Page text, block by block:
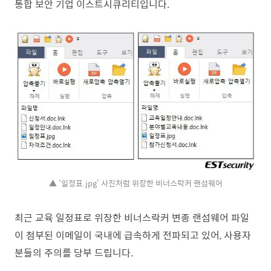
통합 보안 기업 이스트시큐리티입니다.
▲ ‘일정표.jpg’ 사진처럼 위장한 비너스락커 랜섬웨어
최근 교육 일정표로 위장한 비너스락커 변종 랜섬웨어 파일
이 첨부된 이메일이 국내에 급속하게 전파되고 있어, 사용자
분들의 주의를 당부 드립니다.